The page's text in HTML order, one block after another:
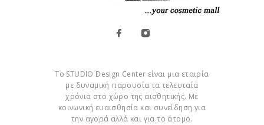
Το STUDIO Design Center είναι μια εταιρία
με δυναμική παρουσία τα τελευταία
χρόνια στο χώρο της αισθητικής. Με
κοινωνική ευαισθησία και συνείδηση για
την αγορά αλλά και για το άτομο.